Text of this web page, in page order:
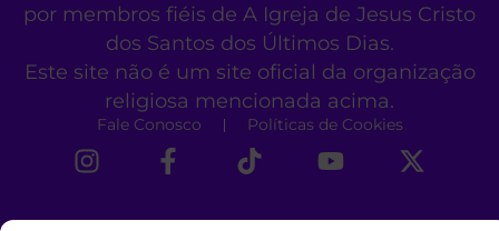
por membros fiéis de A Igreja de Jesus Cristo
dos Santos dos Últimos Dias.
Este site não é um site oficial da organização
religiosa mencionada acima.
Fale Conosco Políticas de Cookies